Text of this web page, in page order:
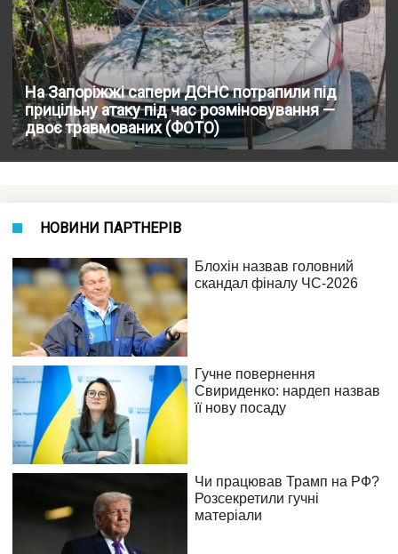
На Запоріжжі сапери ДСНС потрапили під
прицільну атаку під час розміновування —
двоє травмованих (ФОТО)
НОВИНИ ПАРТНЕРІВ